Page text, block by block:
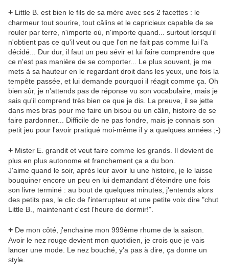
+ Little B. est bien le fils de sa mère avec ses 2 facettes : le
charmeur tout sourire, tout câlins et le capricieux capable de se
rouler par terre, n'importe où, n'importe quand... surtout lorsqu'il
n'obtient pas ce qu'il veut ou que l'on ne fait pas comme lui l'a
décidé... Dur dur, il faut un peu sévir et lui faire comprendre que
ce n'est pas manière de se comporter... Le plus souvent, je me
mets à sa hauteur en le regardant droit dans les yeux, une fois la
tempête passée, et lui demande pourquoi il réagit comme ça. Oh
bien sûr, je n'attends pas de réponse vu son vocabulaire, mais je
sais qu'il comprend très bien ce que je dis. La preuve, il se jette
dans mes bras pour me faire un bisou ou un câlin, histoire de se
faire pardonner... Difficile de ne pas fondre, mais je connais son
petit jeu pour l'avoir pratiqué moi-même il y a quelques années ;-)
+ Mister E. grandit et veut faire comme les grands. Il devient de
plus en plus autonome et franchement ça a du bon.
J'aime quand le soir, après leur avoir lu une histoire, je le laisse
bouquiner encore un peu en lui demandant d'éteindre une fois
son livre terminé : au bout de quelques minutes, j'entends alors
des petits pas, le clic de l'interrupteur et une petite voix dire "chut
Little B., maintenant c'est l'heure de dormir!".
+ De mon côté, j'enchaine mon 999ème rhume de la saison.
Avoir le nez rouge devient mon quotidien, je crois que je vais
lancer une mode. Le nez bouché, y'a pas à dire, ça donne un
style.